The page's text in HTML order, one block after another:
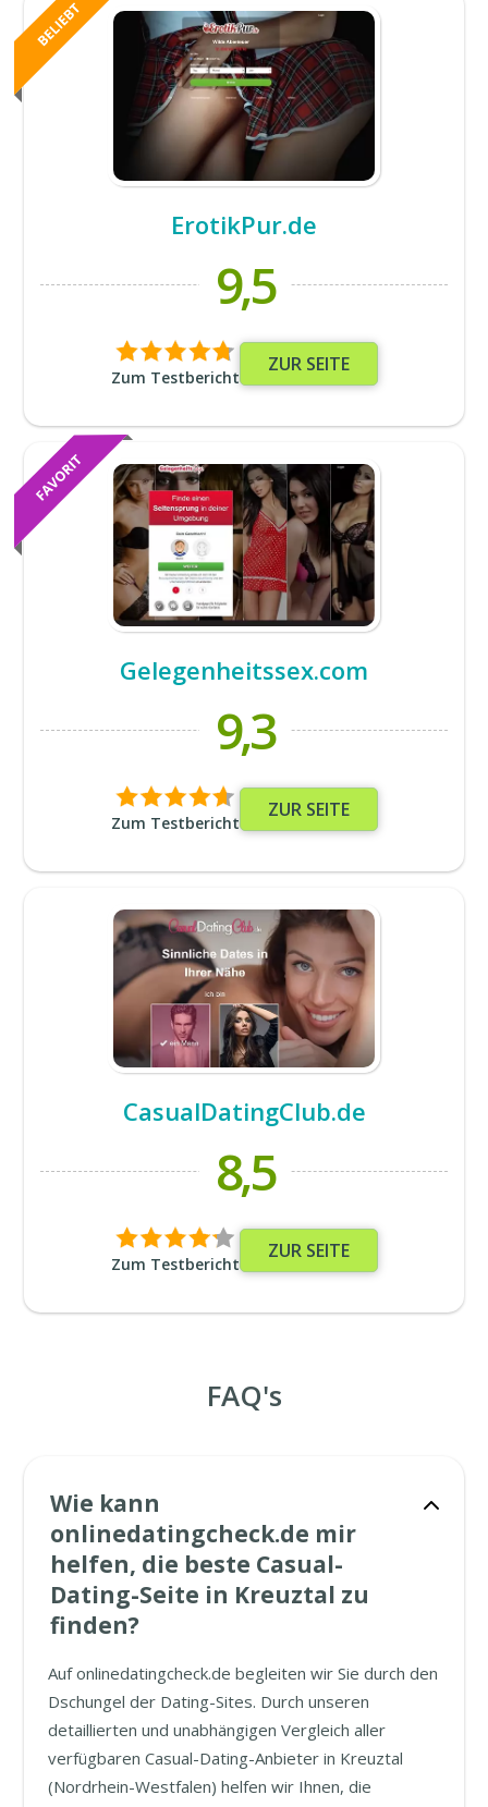
ErotikPur.de
9,5
Zum Testbericht
ZUR SEITE
Gelegenheitssex.com
9,3
Zum Testbericht
ZUR SEITE
CasualDatingClub.de
8,5
Zum Testbericht
ZUR SEITE
FAQ's
Wie kann
onlinedatingcheck.de mir
helfen, die beste Casual-
Dating-Seite in Kreuztal zu
finden?
Auf onlinedatingcheck.de begleiten wir Sie durch den
Dschungel der Dating-Sites. Durch unseren
detaillierten und unabhängigen Vergleich aller
verfügbaren Casual-Dating-Anbieter in Kreuztal
(Nordrhein-Westfalen) helfen wir Ihnen, die